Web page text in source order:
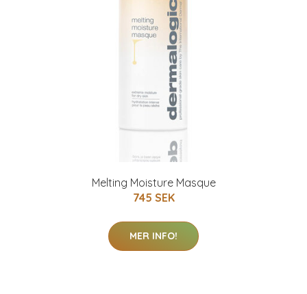
Melting Moisture Masque
745 SEK
MER INFO!